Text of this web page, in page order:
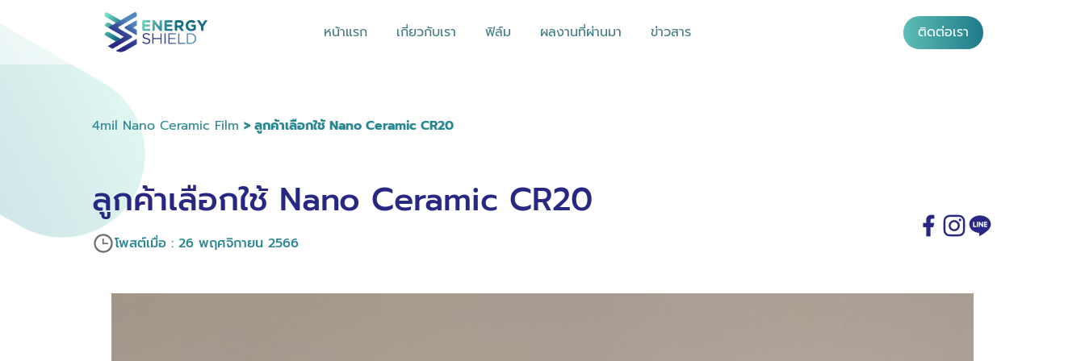
หน้าแรก เกี่ยวกับเรา ฟิล์ม ผลงานที่ผ่านมา ข่าวสาร ติดต่อเรา
4mil Nano Ceramic Film > ลูกค้าเลือกใช้ Nano Ceramic CR20
ลูกค้าเลือกใช้ Nano Ceramic CR20
โพสต์เมื่อ : 26 พฤศจิกายน 2566